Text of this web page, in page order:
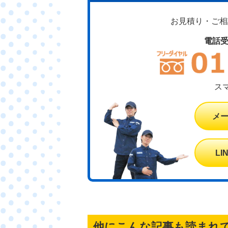
お見積り・ご
電話
ス
メ